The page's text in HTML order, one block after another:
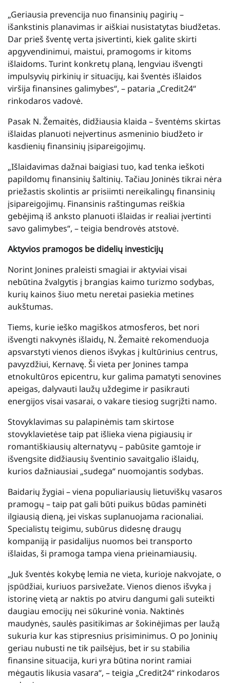
„Geriausia prevencija nuo finansinių pagirių –
išankstinis planavimas ir aiškiai nusistatytas biudžetas.
Dar prieš šventę verta įsivertinti, kiek galite skirti
apgyvendinimui, maistui, pramogoms ir kitoms
išlaidoms. Turint konkretų planą, lengviau išvengti
impulsyvių pirkinių ir situacijų, kai šventės išlaidos
viršija finansines galimybes“, – pataria „Credit24“
rinkodaros vadovė.
Pasak N. Žemaitės, didžiausia klaida – šventėms skirtas
išlaidas planuoti neįvertinus asmeninio biudžeto ir
kasdienių finansinių įsipareigojimų.
„Išlaidavimas dažnai baigiasi tuo, kad tenka ieškoti
papildomų finansinių šaltinių. Tačiau Joninės tikrai nėra
priežastis skolintis ar prisiimti nereikalingų finansinių
įsipareigojimų. Finansinis raštingumas reiškia
gebėjimą iš anksto planuoti išlaidas ir realiai įvertinti
savo galimybes“, – teigia bendrovės atstovė.
Aktyvios pramogos be didelių investicijų
Norint Jonines praleisti smagiai ir aktyviai visai
nebūtina žvalgytis į brangias kaimo turizmo sodybas,
kurių kainos šiuo metu neretai pasiekia metines
aukštumas.
Tiems, kurie ieško magiškos atmosferos, bet nori
išvengti nakvynės išlaidų, N. Žemaitė rekomenduoja
apsvarstyti vienos dienos išvykas į kultūrinius centrus,
pavyzdžiui, Kernavę. Ši vieta per Jonines tampa
etnokultūros epicentru, kur galima pamatyti senovines
apeigas, dalyvauti laužų uždegime ir pasikrauti
energijos visai vasarai, o vakare tiesiog sugrįžti namo.
Stovyklavimas su palapinėmis tam skirtose
stovyklavietėse taip pat išlieka viena pigiausių ir
romantiškiausių alternatyvų – pabūsite gamtoje ir
išvengsite didžiausių šventinio savaitgalio išlaidų,
kurios dažniausiai „sudega“ nuomojantis sodybas.
Baidarių žygiai – viena populiariausių lietuviškų vasaros
pramogų – taip pat gali būti puikus būdas paminėti
ilgiausią dieną, jei viskas suplanuojama racionaliai.
Specialistų teigimu, subūrus didesnę draugų
kompaniją ir pasidalijus nuomos bei transporto
išlaidas, ši pramoga tampa viena prieinamiausių.
„Juk šventės kokybę lemia ne vieta, kurioje nakvojate, o
įspūdžiai, kuriuos parsivežate. Vienos dienos išvyka į
istorinę vietą ar naktis po atviru dangumi gali suteikti
daugiau emocijų nei sūkurinė vonia. Naktinės
maudynės, saulės pasitikimas ar šokinėjimas per laužą
sukuria kur kas stipresnius prisiminimus. O po Joninių
geriau nubusti ne tik pailsėjus, bet ir su stabilia
finansine situacija, kuri yra būtina norint ramiai
mėgautis likusia vasara“, – teigia „Credit24“ rinkodaros